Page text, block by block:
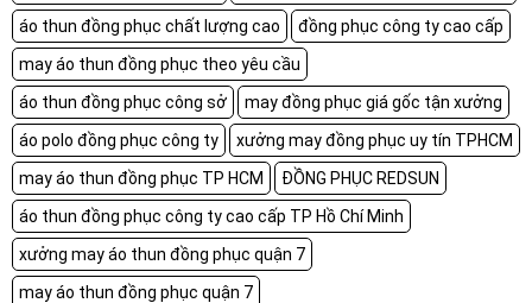
áo thun đồng phục chất lượng cao
đồng phục công ty cao cấp
may áo thun đồng phục theo yêu cầu
áo thun đồng phục công sở
may đồng phục giá gốc tận xưởng
áo polo đồng phục công ty
xưởng may đồng phục uy tín TPHCM
may áo thun đồng phục TP HCM
ĐỒNG PHỤC REDSUN
áo thun đồng phục công ty cao cấp TP Hồ Chí Minh
xưởng may áo thun đồng phục quận 7
may áo thun đồng phục quận 7